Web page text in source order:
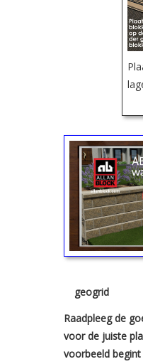
geogrid
Raadpleeg de
voor de juiste
voorbeeld